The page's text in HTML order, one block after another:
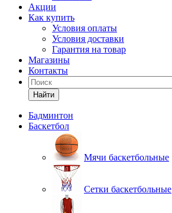
Акции
Как купить
Условия оплаты
Условия доставки
Гарантия на товар
Магазины
Контакты
Найти
Бадминтон
Баскетбол
Мячи баскетбольные
Сетки баскетбольные